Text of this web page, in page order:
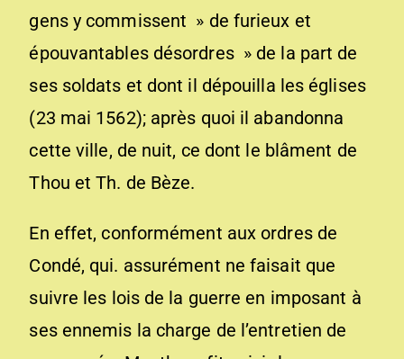
gens y commissent » de furieux et
épouvantables désordres » de la part de
ses soldats et dont il dépouilla les églises
(23 mai 1562); après quoi il abandonna
cette ville, de nuit, ce dont le blâment de
Thou et Th. de Bèze.
En effet, conformément aux ordres de
Condé, qui. assurément ne faisait que
suivre les lois de la guerre en imposant à
ses ennemis la charge de l’entretien de